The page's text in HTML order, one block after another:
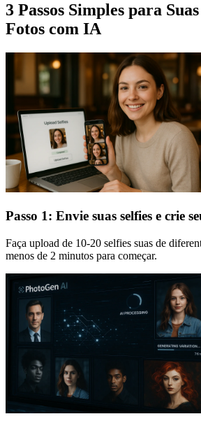
3 Passos Simples para
Fotos com IA
Passo 1: Envie suas selfies e crie
Faça upload de 10-20 selfies suas de
menos de 2 minutos para começar.